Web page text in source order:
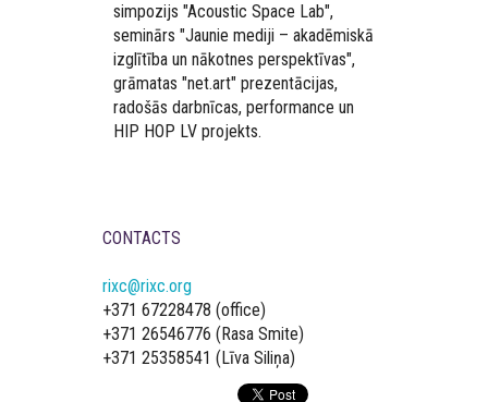
simpozijs "Acoustic Space Lab",
seminārs "Jaunie mediji – akadēmiskā
izglītība un nākotnes perspektīvas",
grāmatas "net.art" prezentācijas,
radošās darbnīcas, performance un
HIP HOP LV projekts.
CONTACTS
rixc@rixc.org
+371 67228478 (office)
+371 26546776 (Rasa Smite)
+371 25358541 (Līva Siliņa)